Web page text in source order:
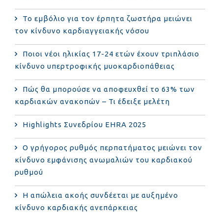
Το εμβόλιο για τον έρπητα ζωστήρα μειώνει
τον κίνδυνο καρδιαγγειακής νόσου
Ποιοι νέοι ηλικίας 17-24 ετών έχουν τριπλάσιο
κίνδυνο υπερτροφικής μυοκαρδιοπάθειας
Πώς θα μπορούσε να αποφευχθεί το 63% των
καρδιακών ανακοπών – Τι έδειξε μελέτη
Highlights Συνεδρίου EHRA 2025
Ο γρήγορος ρυθμός περπατήματος μειώνει τον
κίνδυνο εμφάνισης ανωμαλιών του καρδιακού
ρυθμού
Η απώλεια ακοής συνδέεται με αυξημένο
κίνδυνο καρδιακής ανεπάρκειας